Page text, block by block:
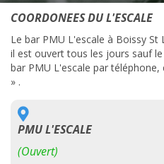
COORDONEES DU L'ESCALE
Le bar PMU L'escale à Boissy
il est ouvert tous les jours sauf
bar PMU L'escale par
» .
PMU L'ESCALE
(Ouvert)